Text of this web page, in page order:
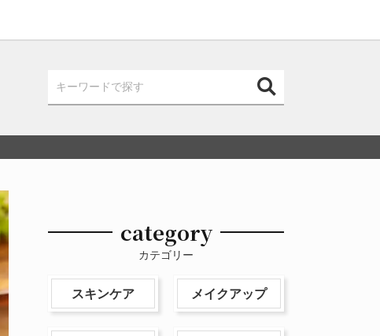
category
カテゴリー
スキンケア メイクアップ